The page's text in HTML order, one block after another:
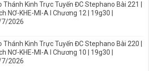
Thánh Kinh Trực Tuyến ĐC Stephano Bài 221 |
NƠ-KHE-MI-A I Chương 12 | 19g30 |
2026
Thánh Kinh Trực Tuyến ĐC Stephano Bài 220 |
NƠ-KHE-MI-A I Chương 10 | 19g30 |
2026